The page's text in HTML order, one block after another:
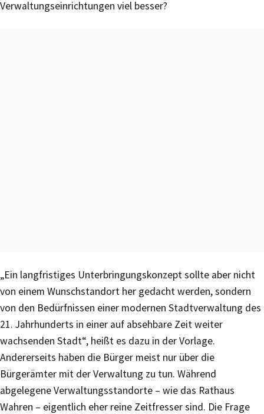
Verwaltungseinrichtungen viel besser?
„Ein langfristiges Unterbringungskonzept sollte aber nicht
von einem Wunschstandort her gedacht werden, sondern
von den Bedürfnissen einer modernen Stadtverwaltung des
21. Jahrhunderts in einer auf absehbare Zeit weiter
wachsenden Stadt“, heißt es dazu in der Vorlage.
Andererseits haben die Bürger meist nur über die
Bürgerämter mit der Verwaltung zu tun. Während
abgelegene Verwaltungsstandorte – wie das Rathaus
Wahren – eigentlich eher reine Zeitfresser sind. Die Frage